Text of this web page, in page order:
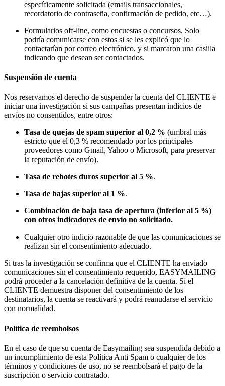
específicamente solicitada (emails transaccionales,
recordatorio de contraseña, confirmación de pedido, etc…).
Formularios off-line, como encuestas o concursos. Solo
podría comunicarse con estos si se les explicó que lo
contactarían por correo electrónico, y si marcaron una casilla
indicando que desean ser contactados.
Suspensión de cuenta
Nos reservamos el derecho de suspender la cuenta del CLIENTE e
iniciar una investigación si sus campañas presentan indicios de
envíos no consentidos, entre otros:
Tasa de quejas de spam superior al 0,2 % (umbral más
estricto que el 0,3 % recomendado por los principales
proveedores como Gmail, Yahoo o Microsoft, para preservar
la reputación de envío).
Tasa de rebotes duros superior al 5 %.
Tasa de bajas superior al 1 %.
Combinación de baja tasa de apertura (inferior al 5 %)
con otros indicadores de envío no solicitado.
Cualquier otro indicio razonable de que las comunicaciones se
realizan sin el consentimiento adecuado.
Si tras la investigación se confirma que el CLIENTE ha enviado
comunicaciones sin el consentimiento requerido, EASYMAILING
podrá proceder a la cancelación definitiva de la cuenta. Si el
CLIENTE demuestra disponer del consentimiento de los
destinatarios, la cuenta se reactivará y podrá reanudarse el servicio
con normalidad.
Política de reembolsos
En el caso de que su cuenta de Easymailing sea suspendida debido a
un incumplimiento de esta Política Anti Spam o cualquier de los
términos y condiciones de uso, no se reembolsará el pago de la
suscripción o servicio contratado.